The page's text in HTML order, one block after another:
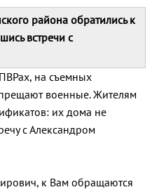
района обратились к
встречи с
на съемных
военные. Жителям
их дома не
с Александром
к Вам обращаются